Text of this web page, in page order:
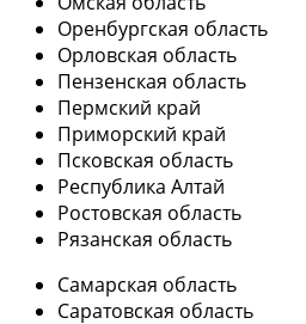
Оренбургская область
Орловская область
Пензенская область
Пермский край
Приморский край
Псковская область
Республика Алтай
Ростовская область
Рязанская область
Самарская область
Саратовская область